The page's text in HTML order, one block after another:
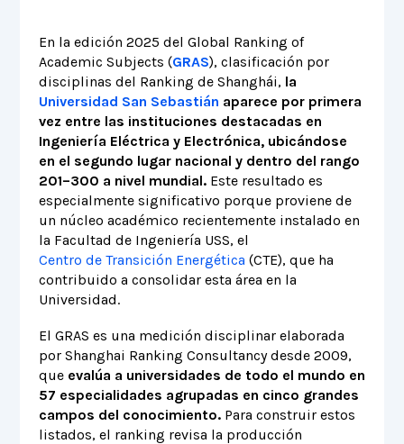
En la edición 2025 del Global Ranking of
Academic Subjects (GRAS), clasificación por
disciplinas del Ranking de Shanghái, la
Universidad San Sebastián aparece por primera
vez entre las instituciones destacadas en
Ingeniería Eléctrica y Electrónica, ubicándose
en el segundo lugar nacional y dentro del rango
201–300 a nivel mundial. Este resultado es
especialmente significativo porque proviene de
un núcleo académico recientemente instalado en
la Facultad de Ingeniería USS, el
Centro de Transición Energética (CTE), que ha
contribuido a consolidar esta área en la
Universidad.
El GRAS es una medición disciplinar elaborada
por Shanghai Ranking Consultancy desde 2009,
que evalúa a universidades de todo el mundo en
57 especialidades agrupadas en cinco grandes
campos del conocimiento.Para construir estos
listados, el ranking revisa la producción